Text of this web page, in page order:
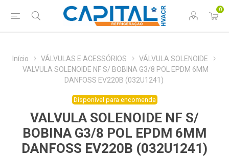
0
Início VÁLVULAS E ACESSÓRIOS
VÁLVULA SOLENOIDE
VALVULA SOLENOIDE NF S/ BOBINA G3/8 POL EPDM 6MM
DANFOSS EV220B (032U1241)
Disponível para encomenda
VALVULA SOLENOIDE NF S/
BOBINA G3/8 POL EPDM 6MM
DANFOSS EV220B (032U1241)